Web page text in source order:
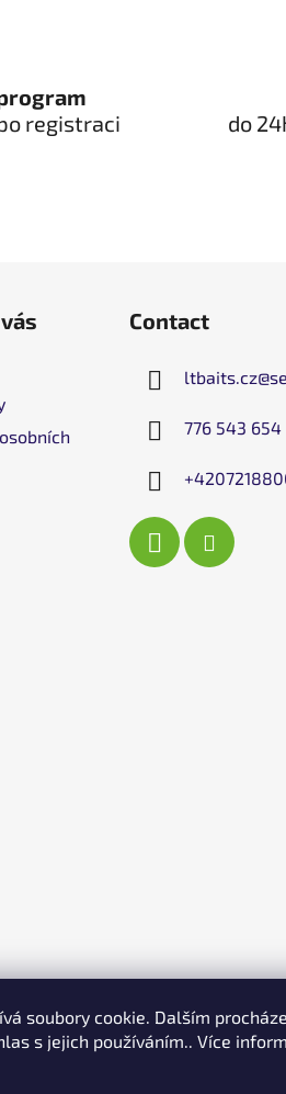
soubory cookie. Dalším
s jejich používáním.. Více
registraci
do
Contact
ltbaits.cz@
776 543 654